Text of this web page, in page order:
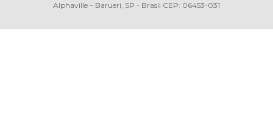
Alphaville – Barueri, SP - Brasil CEP: 06453-031